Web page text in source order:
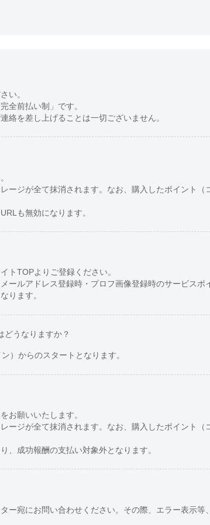
い。
全前払い制」です。
絡を差し上げることは一切ございません。
ージが全て抹消されます。なお、購入したポイント（
も無効になります。
トTOPよりご登録ください。
ールアドレス登録時・プロフ画像登録時のサービスポ
ります。
どうなりますか？
）からのスタートとなります。
お願いいたします。
ージが全て抹消されます。なお、購入したポイント（
、成功報酬の支払い対象外となります。
ー宛にお問い合わせください。その際、エラー表示等